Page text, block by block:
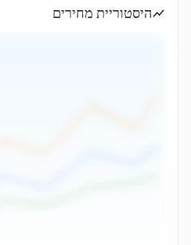
היסטוריית מחירים